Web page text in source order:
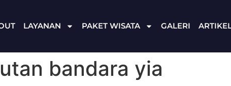
LAYANAN PAKET WISATA GALERI
bandara yia